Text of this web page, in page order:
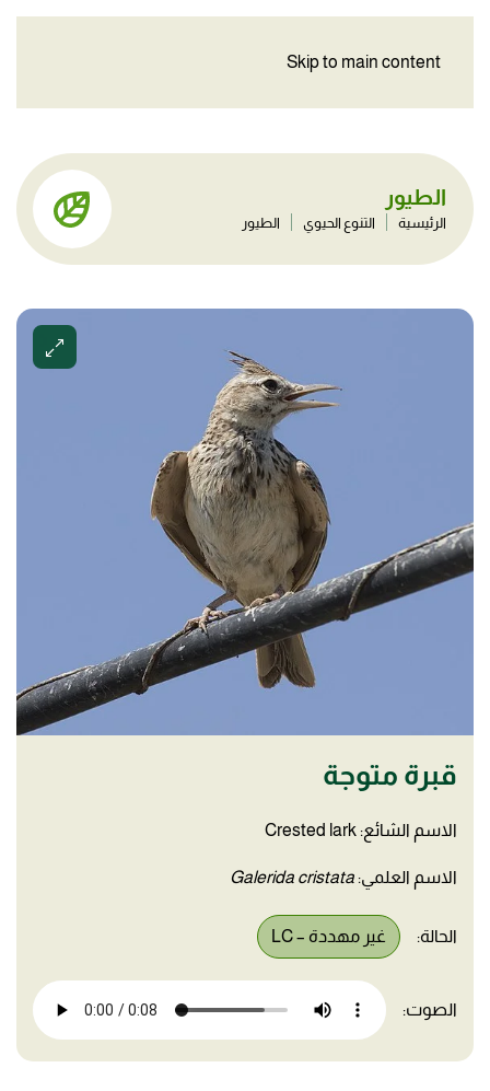
Skip to main content
الطيور
الرئيسية التنوع الحيوي الطيور
قبرة متوجة
الاسم الشائع: Crested lark
الاسم العلمي: Galerida cristata
الحالة: غير مهددة – LC
الصوت: